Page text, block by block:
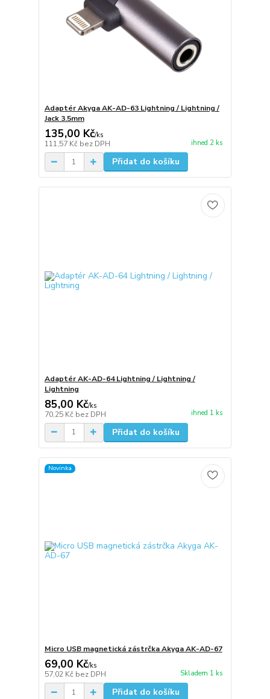
Adaptér Akyga AK-AD-63 Lightning / Lightning /
Jack 3.5mm
135,00 Kč/ks
111,57 Kč bez DPH ihned 2 ks
Přidat do košíku
Adaptér AK-AD-64 Lightning / Lightning /
Lightning
85,00 Kč/ks
70,25 Kč bez DPH ihned 1 ks
Přidat do košíku
Novinka
Micro USB magnetická zástrčka Akyga AK-AD-67
69,00 Kč/ks
57,02 Kč bez DPH Skladem 1 ks
Přidat do košíku